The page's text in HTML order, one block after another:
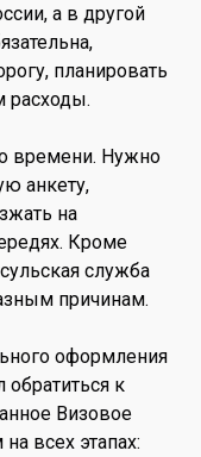
а в другой
планировать
расходы.
времени. Нужно
анкету,
на
Кроме
служба
причинам.
оформления
к
Визовое
всех этапах: